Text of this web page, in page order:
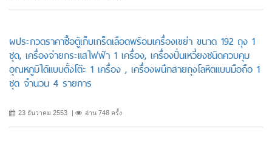
ผประกวดราคาซื้อตู้เก็บเกร็ดเลือดพร้อมเครื่องเขย่า ขนาด 192 ถุง 1
ชุด, เครื่องจ่ายกระแสไฟฟ้า 1 เครื่อง, เครื่องปั่นเหวี่ยงชนิดควบคุม
อุณหภูมิได้แบบตั้งโต๊ะ 1 เครื่อง , เครื่องผนึกสายถุงโลหิตแบบมือถือ 1
ชุด จำนวน 4 รายการ
23 ธันวาคม 2553 อ่าน 748 ครั้ง